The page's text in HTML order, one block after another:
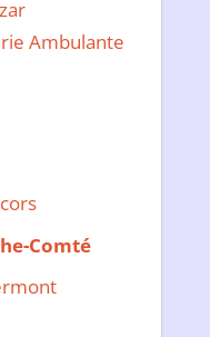
Ambulante
Comté